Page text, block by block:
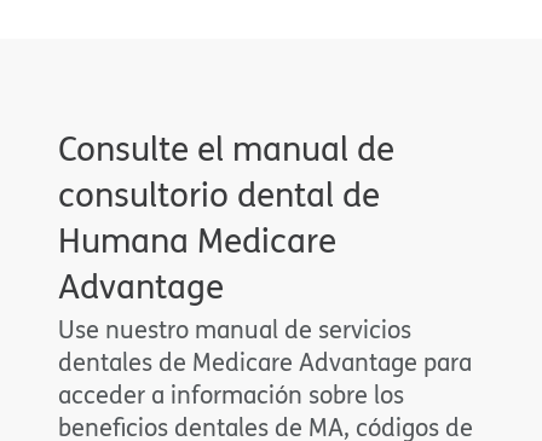
Consulte el manual de
consultorio dental de
Humana Medicare
Advantage​​
Use nuestro manual de servicios
dentales de Medicare Advantage para
acceder a información sobre los
beneficios dentales de MA, códigos de